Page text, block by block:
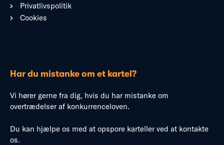
Privatlivspolitik
Cookies
Har du mistanke om et kartel?
Vi hører gerne fra dig, hvis du har mistanke om
overtrædelser af konkurrenceloven.
Du kan hjælpe os med at opspore karteller ved at kontakte
os.